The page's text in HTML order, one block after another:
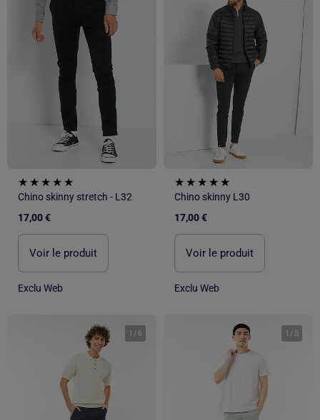
Chino skinny stretch - L32
17,00 €
Voir le produit
Exclu Web
Chino skinny L30
17,00 €
Voir le produit
Exclu Web
1 / 6 1 / 5